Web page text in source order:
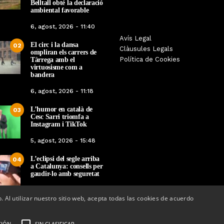
Belltall obté la declaració
ambiental favorable
6, agost, 2026 - 11:40
02
El circ i la dansa
ompliran els carrers de
Tàrrega amb el
virtuosisme com a
bandera
6, agost, 2026 - 11:18
03
L’humor en català de
Cesc Sarri triomfa a
Instagram i TikTok
5, agost, 2026 - 15:48
04
L’eclipsi del segle arriba
a Catalunya: consells per
gaudir-lo amb seguretat
Avís Legal
Clàusules Legals
Política de Cookies
Les Gastrosàvies protagonitzen
una gran trobada al Món Sant
Benet que referma el valor de la
cuina tradicional
27, novembre, 2025 - 08:28
protagonista de la
Cinema Espiritual de
utilizar nuestro sitio web, acepta todas las cookies de acuerdo